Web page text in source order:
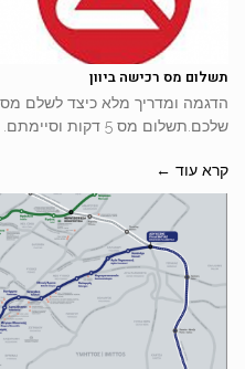
תשלום מס רכישה ביוון
הדגמה ומדריך מלא כיצד לשלם מס
שלכם.תשלום מס 5 דקות וסיימתם. הכינו את טופס התשלום
קרא עוד ←